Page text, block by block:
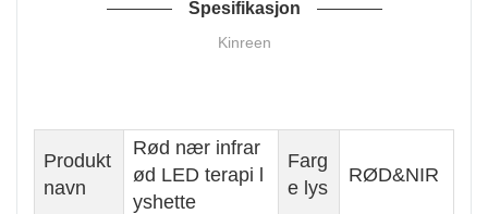
Spesifikasjon
Kinreen
Produkt
navn
Rød nær infrar
ød LED terapi l
yshette
Farg
e lys
RØD&NIR